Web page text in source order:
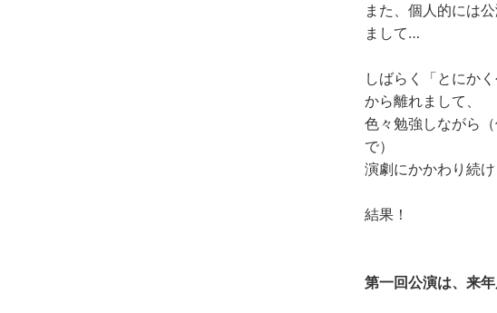
また、個人的には
まして…
しばらく「とにか
から離れまして、
色々勉強しながら
で）
演劇にかかわり続
結果！
第一回公演は、来